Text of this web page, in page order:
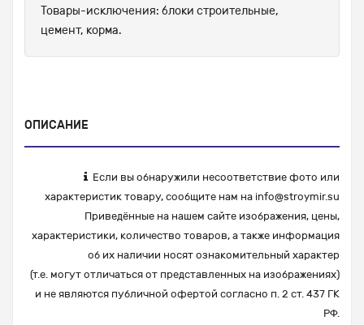
Товары-исключения: блоки строительные,
цемент, корма.
ОПИСАНИЕ
Если вы обнаружили несоответствие фото или
характеристик товару, сообщите нам на info@stroymir.su
Приведённые на нашем сайте изображения, цены,
характеристики, количество товаров, а также информация
об их наличии носят ознакомительный характер
(т.е. могут отличаться от представленных на изображениях)
и не являются публичной офертой согласно п. 2 ст. 437 ГК
РФ.